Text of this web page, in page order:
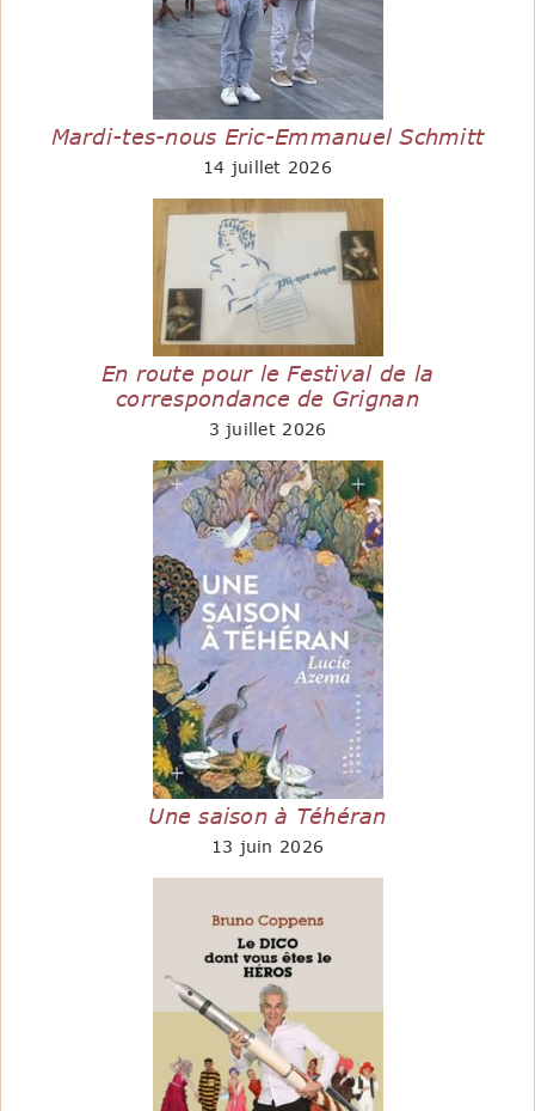
Mardi-tes-nous Eric-Emmanuel Schmitt
14 juillet 2026
En route pour le Festival de la
correspondance de Grignan
3 juillet 2026
Une saison à Téhéran
13 juin 2026